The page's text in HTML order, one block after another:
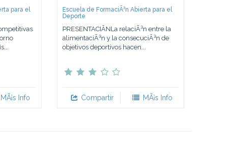
para el
MÃ¡s Info
Escuela de FormaciÃ³n Abierta para el
Deporte
PRESENTACIÃNLa relaciÃ³n entre la
alimentaciÃ³n y la consecuciÃ³n de
objetivos deportivos hacen...
Compartir MÃ¡s Info